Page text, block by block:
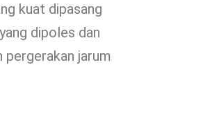
kuat dipasang
dipoles dan
pergerakan jarum